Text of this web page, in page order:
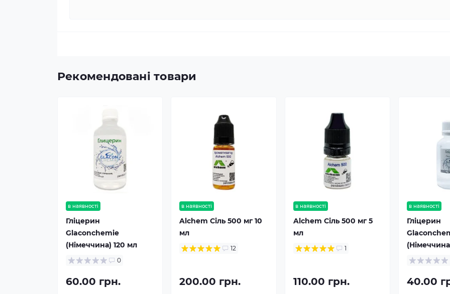
Рекомендовані товари
в наявності
Гліцерин
Glaconchemie
(Німеччина) 120 мл
0
60.00 грн.
в наявності
Alchem Сіль 500 мг 10
мл
12
200.00 грн.
в наявності
Alchem Сіль 500 мг 5
мл
1
110.00 грн.
в наявності
Гліцерин
40.00